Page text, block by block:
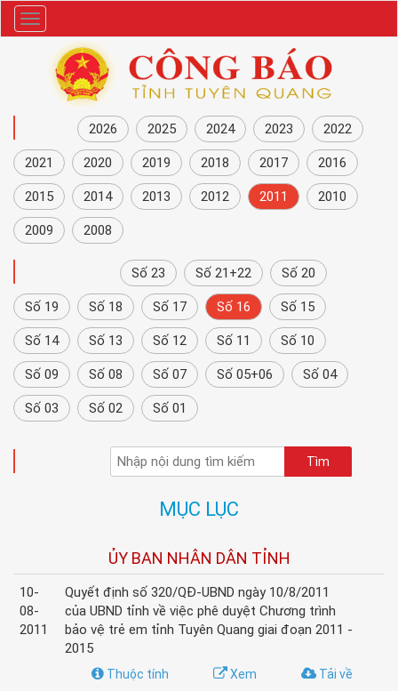
Danh
mục
2026 2025 2024 2023 2022
2021 2020 2019 2018 2017 2016
2015 2014 2013 2012 2011 2010
2009 2008
Số 23 Số 21+22 Số 20
Số 19 Số 18 Số 17 Số 16 Số 15
Số 14 Số 13 Số 12 Số 11 Số 10
Số 09 Số 08 Số 07 Số 05+06 Số 04
Số 03 Số 02 Số 01
MỤC LỤC
ỦY BAN NHÂN DÂN TỈNH
10-
08-
2011
Quyết định số 320/QĐ-UBND ngày 10/8/2011
của UBND tỉnh về việc phê duyệt Chương trình
bảo vệ trẻ em tỉnh Tuyên Quang giai đoạn 2011 -
2015
Tải về
Xem
Thuộc tính